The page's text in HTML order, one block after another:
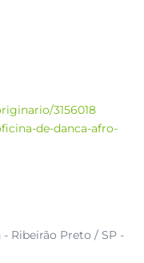
3156018
de-danca-afro-
Ribeirão Preto / SP -